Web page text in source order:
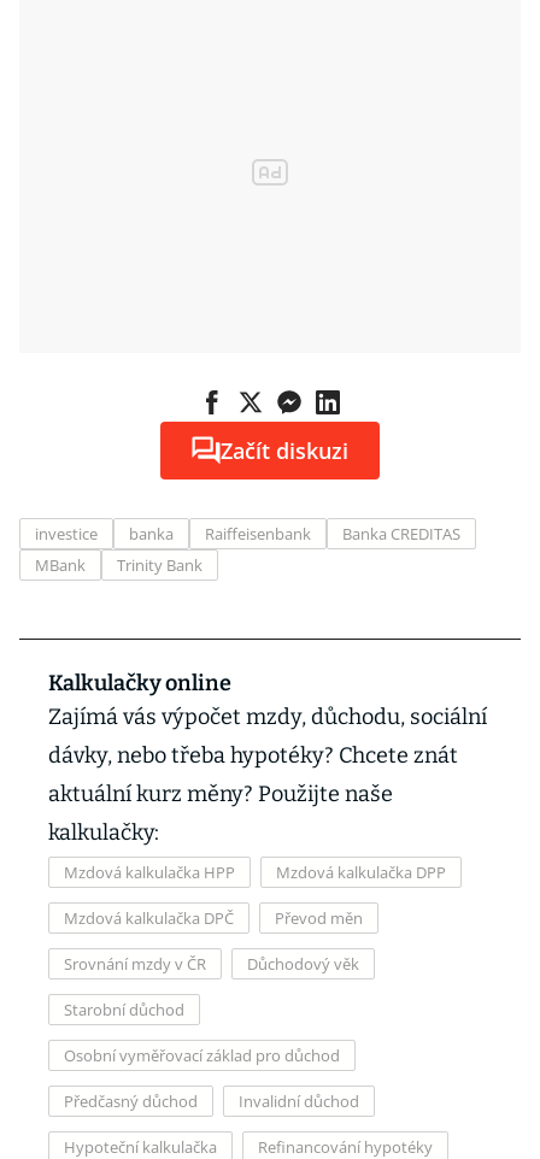
Začít diskuzi
investice banka Raiffeisenbank
Banka CREDITAS
MBank
Trinity Bank
Kalkulačky online
Zajímá vás výpočet mzdy, důchodu, sociální
dávky, nebo třeba hypotéky? Chcete znát
aktuální kurz měny? Použijte naše
kalkulačky:
Mzdová kalkulačka HPP Mzdová kalkulačka DPP
Mzdová kalkulačka DPČ Převod měn
Srovnání mzdy v ČR Důchodový věk
Starobní důchod
Osobní vyměřovací základ pro důchod
Předčasný důchod Invalidní důchod
Hypoteční kalkulačka Refinancování hypotéky